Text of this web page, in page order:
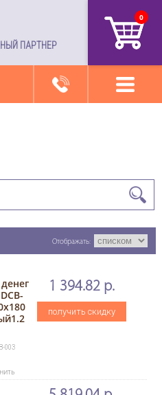
ПАРТНЕР
0
Отображать:
003
1 394.82 р.
получить скидку